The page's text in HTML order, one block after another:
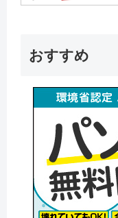
おすすめ